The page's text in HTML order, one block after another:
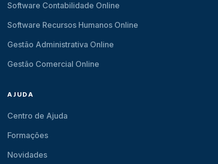
Software Contabilidade Online
Software Recursos Humanos Online
Gestão Administrativa Online
Gestão Comercial Online
AJUDA
Centro de Ajuda
Formações
Novidades